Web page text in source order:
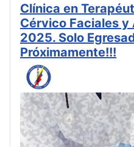
Clínica en
Cérvico Faciales
2025. Solo
Próximamente!!!